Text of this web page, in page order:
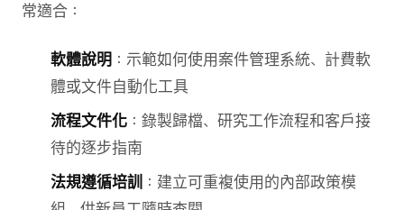
常適合：
軟體說明 ：示範如何使用案件管理系統、計費軟
體或文件自動化工具
流程文件化 ：錄製歸檔、研究工作流程和客戶接
待的逐步指南
法規遵循培訓
：建立可重複使用的內部政策模